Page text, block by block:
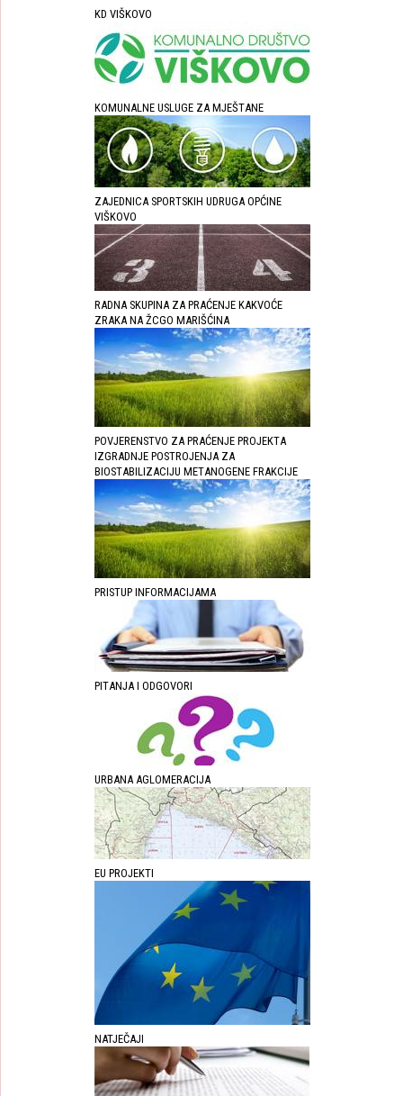
KD VIŠKOVO
KOMUNALNE USLUGE ZA MJEŠTANE
ZAJEDNICA SPORTSKIH UDRUGA OPĆINE
VIŠKOVO
RADNA SKUPINA ZA PRAĆENJE KAKVOĆE
ZRAKA NA ŽCGO MARIŠĆINA
POVJERENSTVO ZA PRAĆENJE PROJEKTA
IZGRADNJE POSTROJENJA ZA
BIOSTABILIZACIJU METANOGENE FRAKCIJE
PRISTUP INFORMACIJAMA
PITANJA I ODGOVORI
URBANA AGLOMERACIJA
EU PROJEKTI
NATJEČAJI